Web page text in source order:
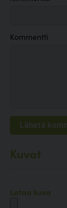
Kommentti
Kuvat
Lataa kuva